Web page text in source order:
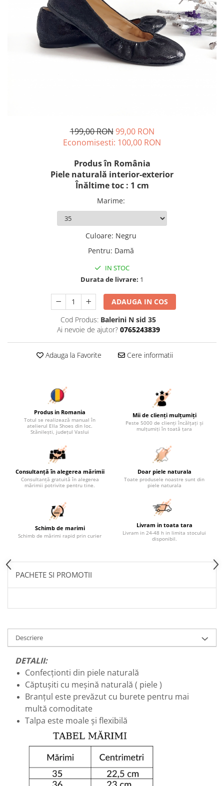
199,00 RON 99,00 RON
Economisesti: 100,00 RON
Produs în România
Piele naturală interior-exterior
Înăltime toc : 1 cm
Marime:
Culoare: Negru
Pentru: Damă
IN STOC
Durata de livrare: 1
ADAUGA IN COS
Cod Produs: Balerini N sid 35
Ai nevoie de ajutor? 0765243839
Adauga la Favorite Cere informatii
Produs in Romania
Totul se realizează manual în
atelierul Ella Shoes din loc.
Stănilești, județul Vaslui
Mii de clienți mulțumiți
Peste 5000 de clienți încălțați și
mulțumiți în toată țara
Consultanță în alegerea mărimii
Consultanță gratuită în alegerea
mărimii potrivite pentru tine.
Doar piele naturala
Toate produsele noastre sunt din
piele naturala
Schimb de marimi
Schimb de mărimi rapid prin curier
Livram in toata tara
Livram in 24-48 h in limita stocului
disponibil.
PACHETE SI PROMOTII
Descriere
DETALII:
Confecționti din piele naturală
Căptușiti cu meșină naturală ( piele )
Branțul este prevăzut cu burete pentru mai
multă comoditate
Talpa este moale și flexibilă